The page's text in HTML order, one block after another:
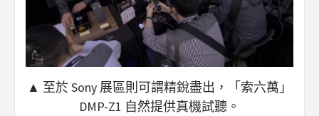
▲ 至於 Sony 展區則可謂精銳盡出，「索六萬」
DMP-Z1 自然提供真機試聽。